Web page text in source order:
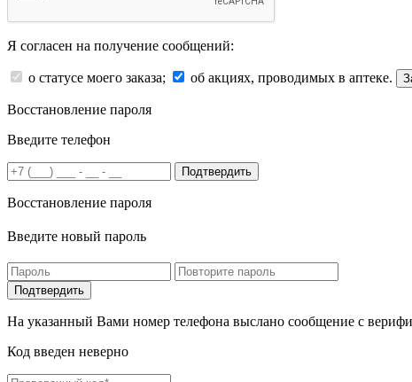
Я согласен на получение сообщений:
о статусе моего заказа; об акциях, проводимых в аптеке.
Восстановление пароля
Введите телефон
Подтвердить
Восстановление пароля
Введите новый пароль
На указанный Вами номер телефона выслано сообщение с
Код введен неверно